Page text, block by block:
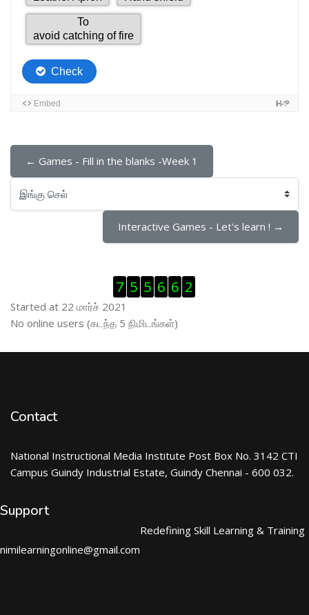
← Games - Fill in the blanks -Week 1
இங்கு செல்
Interactive Games - Let's learn ! →
Visitor Counter ஐத் தவிர்
7 5 5 6 6 2
Started at 22 மார்ச் 2021
இணைப்புநிலைப் பயனாளர் ஐத் தவிர்
No online users (கடந்த 5 நிமிடங்கள்)
Contact
National Instructional Media Institute Post Box No. 3142 CTI
Campus Guindy Industrial Estate, Guindy Chennai - 600 032.
Support
nimilearningonline@gmail.com
Redefining Skill Learning & Training